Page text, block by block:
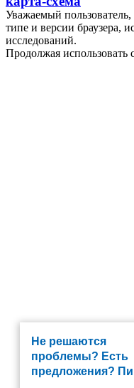
Уважаемый
типе и версии браузера,
исследований.
Продолжая использовать
Не решаются
проблемы? Есть
предложения?